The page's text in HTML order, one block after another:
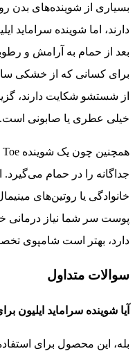
بسیاری از شوینده‌های بدن
دارند، اما شوینده سراماید
بعد از حمام به آرامش و
برای کسانی که از خشکی
از شستشو شکایت دارند،
خیلی عطری یا صابونی است.
جداگانه را در حمام
خانوادگی یا روتین‌های
پوست سر شما نیاز درمانی
دارد، بهتر است شامپوی
سوالات متداول
آیا شوینده سراماید
بله، این محصول برای